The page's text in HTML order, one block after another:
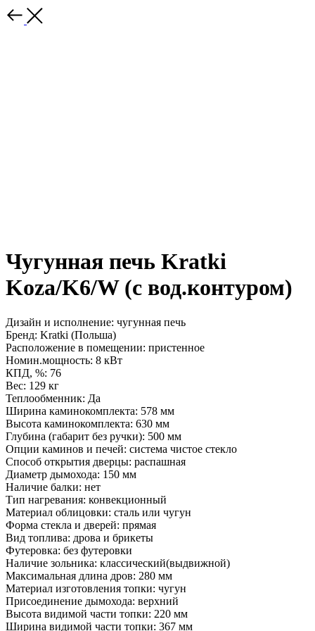
Чугунная печь Kratki
Koza/K6/W (c вод.контуром)
Дизайн и исполнение: чугунная печь
Бренд: Kratki (Польша)
Расположение в помещении: пристенное
Номин.мощность: 8 кВт
КПД, %: 76
Вес: 129 кг
Теплообменник: Да
Ширина каминокомплекта: 578 мм
Высота каминокомплекта: 630 мм
Глубина (габарит без ручки): 500 мм
Опции каминов и печей: система чистое стекло
Способ открытия дверцы: распашная
Диаметр дымохода: 150 мм
Наличие балки: нет
Тип нагревания: конвекционный
Материал облицовки: сталь или чугун
Форма стекла и дверей: прямая
Вид топлива: дрова и брикеты
Футеровка: без футеровки
Наличие зольника: классический(выдвижной)
Максимальная длина дров: 280 мм
Материал изготовления топки: чугун
Присоединение дымохода: верхний
Высота видимой части топки: 220 мм
Ширина видимой части топки: 367 мм